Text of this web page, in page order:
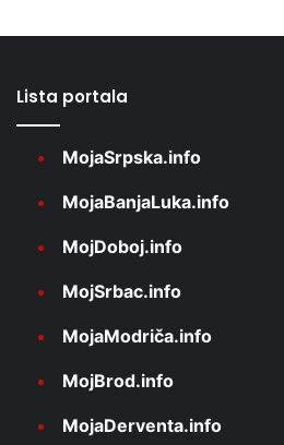
Lista portala
MojaSrpska.info
MojaBanjaLuka.info
MojDoboj.info
MojSrbac.info
MojaModriča.info
MojBrod.info
MojaDerventa.info